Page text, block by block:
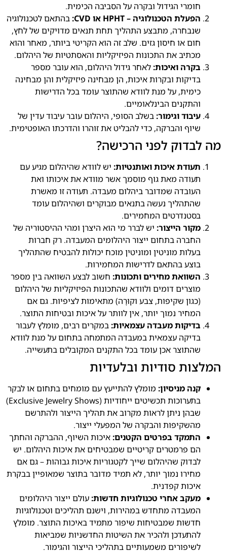
חומרי הגידול ובקרה על הסביבה הכימית.
הפעלת הטכנולוגיה – HPHT או CVD:
בהתאם לטכנולוגיה
שנבחרה, מתבצע התהליך תחת תנאים מדויקים של לחץ,
חום או חיסון גזים. שלב זה הוא הקריטי ביותר, מאחר והוא
מכתיב את התכונות הפיזיקליות והאסתטיות של היהלום.
בקרה ואיכות:לאחר גידול היהלום, הוא עובר מספר
בדיקות ובקרות איכות, הן מבחינה פיזיקלית והן מבחינה
כימית, על מנת לוודא שהתוצר עומד בכל הדרישות
והתקנים הבינלאומיים.
עיבוד וגימור:בשלב הסופי, היהלום עובר עיבוד עדין של
שיוף והברקה, כדי להבליט את זוהרו והדרכתו האופטימית.
מה לבדוק לפני הרכישה?
תעודת איכות ואותנטיות: יש לוודא שהיהלום מגיע עם
תעודה מאת גוף מוסמך אשר מוודא את איכותו ואת
העובדה שמדובר ביהלום מעבדה. תעודה זו מאשרת
שהתהליך נעשה בתנאים מבוקרים ושהיהלום עומד
בסטנדרטים המחמירים.
מקור הייצור: יש לברר מי הוא היצרן ומהי ההיסטוריה של
החברה בתחום ייצור היהלומים המעבדה. רק חברות
בעלות מוניטין ומוניטין מוכח יכולות להבטיח שהתהליך
בוצע בהתאם לדרישות המחמירות.
השוואת מחירים ותכונות: חשוב לבצע השוואה בין מספר
מוצרים דומים ולוודא שהתכונות הפיזיקליות של היהלום
(כגון שקיפות, צבע וקוּרָה) מתאימות לציפיות. גם אם
המחיר נמוך יותר, אין לוותר על איכות ובטיחות התוצר.
בדיקות מעבדה עצמאיות:במקרים רבים, מומלץ לעבור
בדיקה עצמאית במעבדה המתמחה בתחום על מנת לוודא
שהתוצר אכן עומד בכל התקנים המקובלים בתעשייה.
המלצות סודיות ובלעדיות
קנה מניסיון: מומלץ להתייעץ עם מומחים בתחום או לבקר
בתערוכות תכשיטים ייחודיות (Exclusive Jewelry Shows)
שבהן ניתן לראות מקרוב את תהליך הייצור ולהתרשם
מהשקיפות והבקרה של המפעלי ייצור.
התמקד בפרטים הקטנים:איכות השיוף, ההברקה והחתך
הם פרמטרים קריטיים שמבטיחים את איכות היהלום. יש
לבדוק שהיהלום שייך לקטגוריות איכות גבוהות – גם אם
מחירו נמוך יותר, לא תמיד מדובר בתוצר שמאופיין בבקרת
איכות קפדנית.
מעקב אחרי טכנולוגיות חדשות:עולם ייצור היהלומים
המעבדה מתחדש במהירות, וישנם תהליכים וטכנולוגיות
חדשות שמבטיחות שיפור מתמיד באיכות התוצר. מומלץ
להתעדכן ולהכיר את השיטות החדשניות שמביאות
לשיפורים משמעותיים בתהליכי הייצור והגימור.